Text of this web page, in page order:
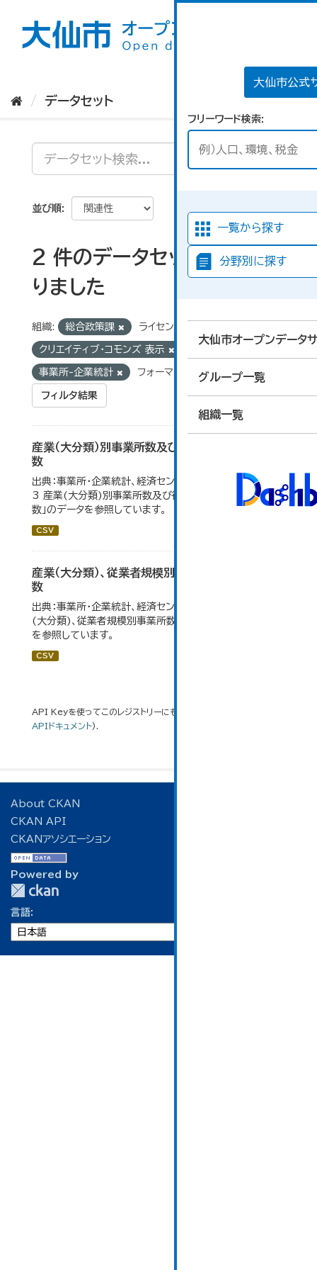
大仙市公式
フリーワード検索
一覧から探す
分野別に探す
大仙市オープンデータ
グループ一覧
組織一覧
データセット
並び順
2 件のデータセットが見つか
りました
組織: 総合政策課 ライセンス:
クリエイティブ・コモンズ 表示
事業所-企業統計 フォーマット: CSV
フィルタ結果
産業（大分類）別事業所数及び従業の地位別従業者
数
出典：事業所・企業統計、経済センサス。 大仙市の統計「4-
3 産業(大分類)別事業所数及び従業上の地位別従業者
数」のデータを参照しています。
CSV
産業（大分類）、従業者規模別事業所数及び従業者
数
出典：事業所・企業統計、経済センサス。大仙市の統計「産業
(大分類)、従業者規模別事業所数及び従業者数」のデータ
を参照しています。
CSV
API Keyを使ってこのレジストリーにもアクセス可能です
APIドキュメント).
About CKAN
CKAN API
CKANアソシエーション
Powered by
言語